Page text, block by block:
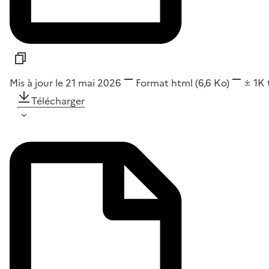
Mis à jour le 21 mai 2026 Format html (6,6 Ko) 1K
Télécharger